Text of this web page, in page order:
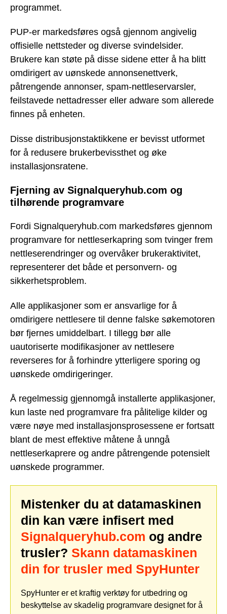
programmet.
PUP-er markedsføres også gjennom angivelig
offisielle nettsteder og diverse svindelsider.
Brukere kan støte på disse sidene etter å ha blitt
omdirigert av uønskede annonsenettverk,
påtrengende annonser, spam-nettleservarsler,
feilstavede nettadresser eller adware som allerede
finnes på enheten.
Disse distribusjonstaktikkene er bevisst utformet
for å redusere brukerbevissthet og øke
installasjonsratene.
Fjerning av Signalqueryhub.com og
tilhørende programvare
Fordi Signalqueryhub.com markedsføres gjennom
programvare for nettleserkapring som tvinger frem
nettleserendringer og overvåker brukeraktivitet,
representerer det både et personvern- og
sikkerhetsproblem.
Alle applikasjoner som er ansvarlige for å
omdirigere nettlesere til denne falske søkemotoren
bør fjernes umiddelbart. I tillegg bør alle
uautoriserte modifikasjoner av nettlesere
reverseres for å forhindre ytterligere sporing og
uønskede omdirigeringer.
Å regelmessig gjennomgå installerte applikasjoner,
kun laste ned programvare fra pålitelige kilder og
være nøye med installasjonsprosessene er fortsatt
blant de mest effektive måtene å unngå
nettleserkaprere og andre påtrengende potensielt
uønskede programmer.
Mistenker du at datamaskinen
din kan være infisert med
Signalqueryhub.com og andre
trusler? Skann datamaskinen
din for trusler med SpyHunter
SpyHunter er et kraftig verktøy for utbedring og
beskyttelse av skadelig programvare designet for å